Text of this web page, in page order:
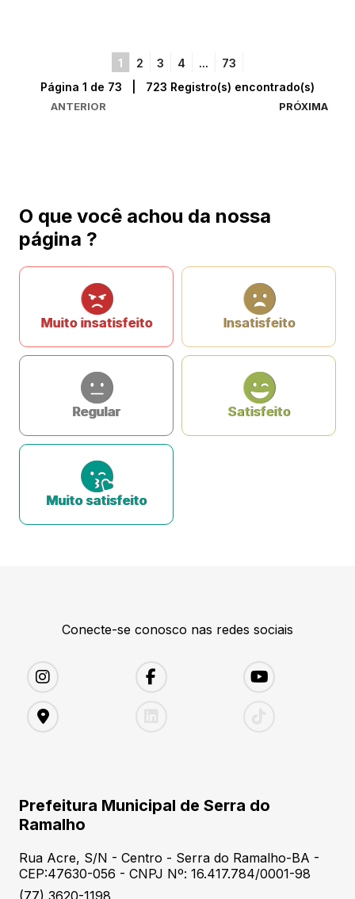
1 2 3 4 ... 73
ANTERIOR
Página 1 de 73 | 723 Registro(s) encontrado(s)
PRÓXIMA
O que você achou da nossa
página ?
Muito insatisfeito Insatisfeito
Regular Satisfeito
Muito satisfeito
Conecte-se conosco nas redes sociais
Prefeitura Municipal de Serra do
Ramalho
Rua Acre, S/N - Centro - Serra do Ramalho-BA -
CEP:47630-056 - CNPJ Nº: 16.417.784/0001-98
(77) 3620-1198